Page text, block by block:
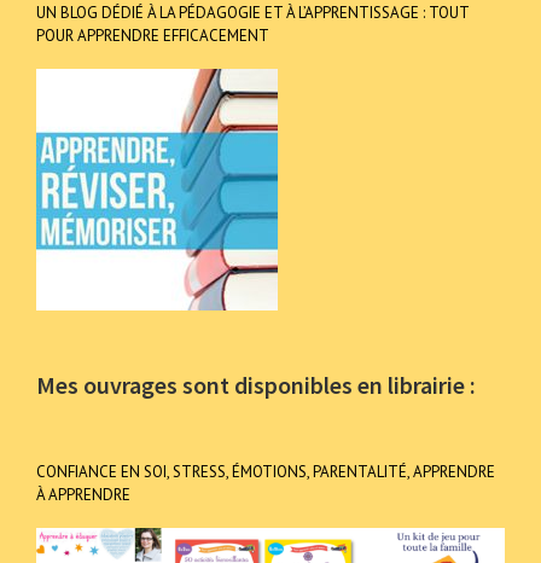
UN BLOG DÉDIÉ À LA PÉDAGOGIE ET À L’APPRENTISSAGE : TOUT
POUR APPRENDRE EFFICACEMENT
Mes ouvrages sont disponibles en librairie :
CONFIANCE EN SOI, STRESS, ÉMOTIONS, PARENTALITÉ, APPRENDRE
À APPRENDRE